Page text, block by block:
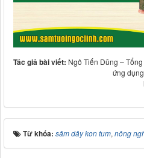
Tác giả bài viết: Ngô Tiến Dũng –
ứng
Từ khóa: sâm dây kon tum, nông